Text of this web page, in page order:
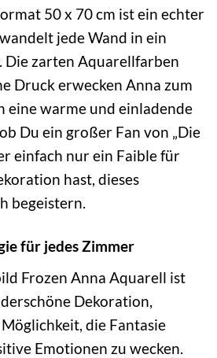
50 x 70 cm ist ein echter
jede Wand in ein
Die zarten Aquarellfarben
Druck erwecken Anna zum
eine warme und einladende
Du ein großer Fan von „Die
einfach nur ein Faible für
hast, dieses
begeistern.
für jedes Zimmer
Frozen Anna Aquarell ist
Dekoration,
die Fantasie
Emotionen zu wecken.